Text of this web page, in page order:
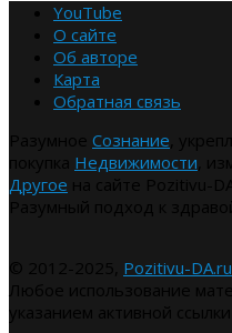
YouTube
О сайте
Об авторе
Карта
Обратная связь
Сознание
Недвижимости
Другое
Pozitivu-DA.ru